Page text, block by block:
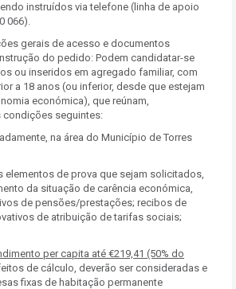
instruídos via telefone (linha de apoio
066).
gerais de acesso e documentos
do pedido: Podem candidatar-se
ou inseridos em agregado familiar, com
a 18 anos (ou inferior, desde que estejam
económica), que reúnam,
condições seguintes:
na área do Município de Torres
elementos de prova que sejam solicitados,
da situação de carência económica,
de pensões/prestações; recibos de
de atribuição de tarifas sociais;
per capita até €219,41 (50% do
de cálculo, deverão ser consideradas e
fixas de habitação permanente